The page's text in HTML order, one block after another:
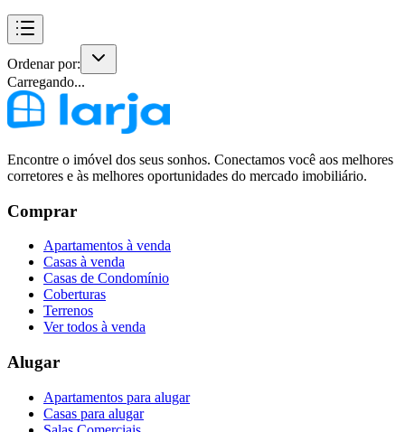
Ordenar por:
Carregando...
Encontre o imóvel dos seus sonhos. Conectamos você aos melhores
corretores e às melhores oportunidades do mercado imobiliário.
Comprar
Apartamentos à venda
Casas à venda
Casas de Condomínio
Coberturas
Terrenos
Ver todos à venda
Alugar
Apartamentos para alugar
Casas para alugar